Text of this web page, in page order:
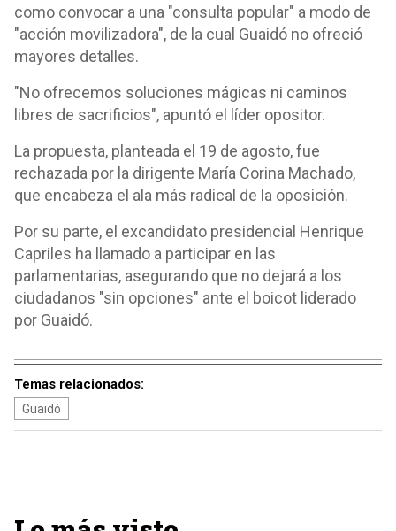
como convocar a una "consulta popular" a modo de
"acción movilizadora", de la cual Guaidó no ofreció
mayores detalles.
"No ofrecemos soluciones mágicas ni caminos
libres de sacrificios", apuntó el líder opositor.
La propuesta, planteada el 19 de agosto, fue
rechazada por la dirigente María Corina Machado,
que encabeza el ala más radical de la oposición.
Por su parte, el excandidato presidencial Henrique
Capriles ha llamado a participar en las
parlamentarias, asegurando que no dejará a los
ciudadanos "sin opciones" ante el boicot liderado
por Guaidó.
Temas relacionados:
Guaidó